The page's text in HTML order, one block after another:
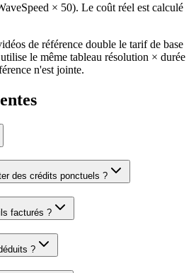
× 50). Le coût réel est calculé
de référence double le tarif de base
le même tableau résolution × durée
n'est jointe.
des crédits ponctuels ?
facturés ?
?